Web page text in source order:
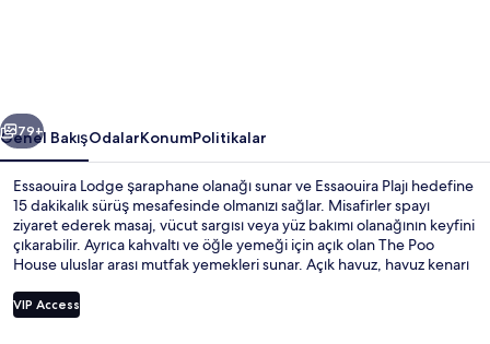
Sonraki
79+
Genel BakışOdalarKonumPolitikalar
Essaouira Lodge şaraphane olanağı sunar ve Essaouira Plajı hedefine
15 dakikalık sürüş mesafesinde olmanızı sağlar. Misafirler spayı
ziyaret ederek masaj, vücut sargısı veya yüz bakımı olanağının keyfini
çıkarabilir. Ayrıca kahvaltı ve öğle yemeği için açık olan The Poo
House uluslar arası mutfak yemekleri sunar. Açık havuz, havuz kenarı
arasındadır.
VIP Access